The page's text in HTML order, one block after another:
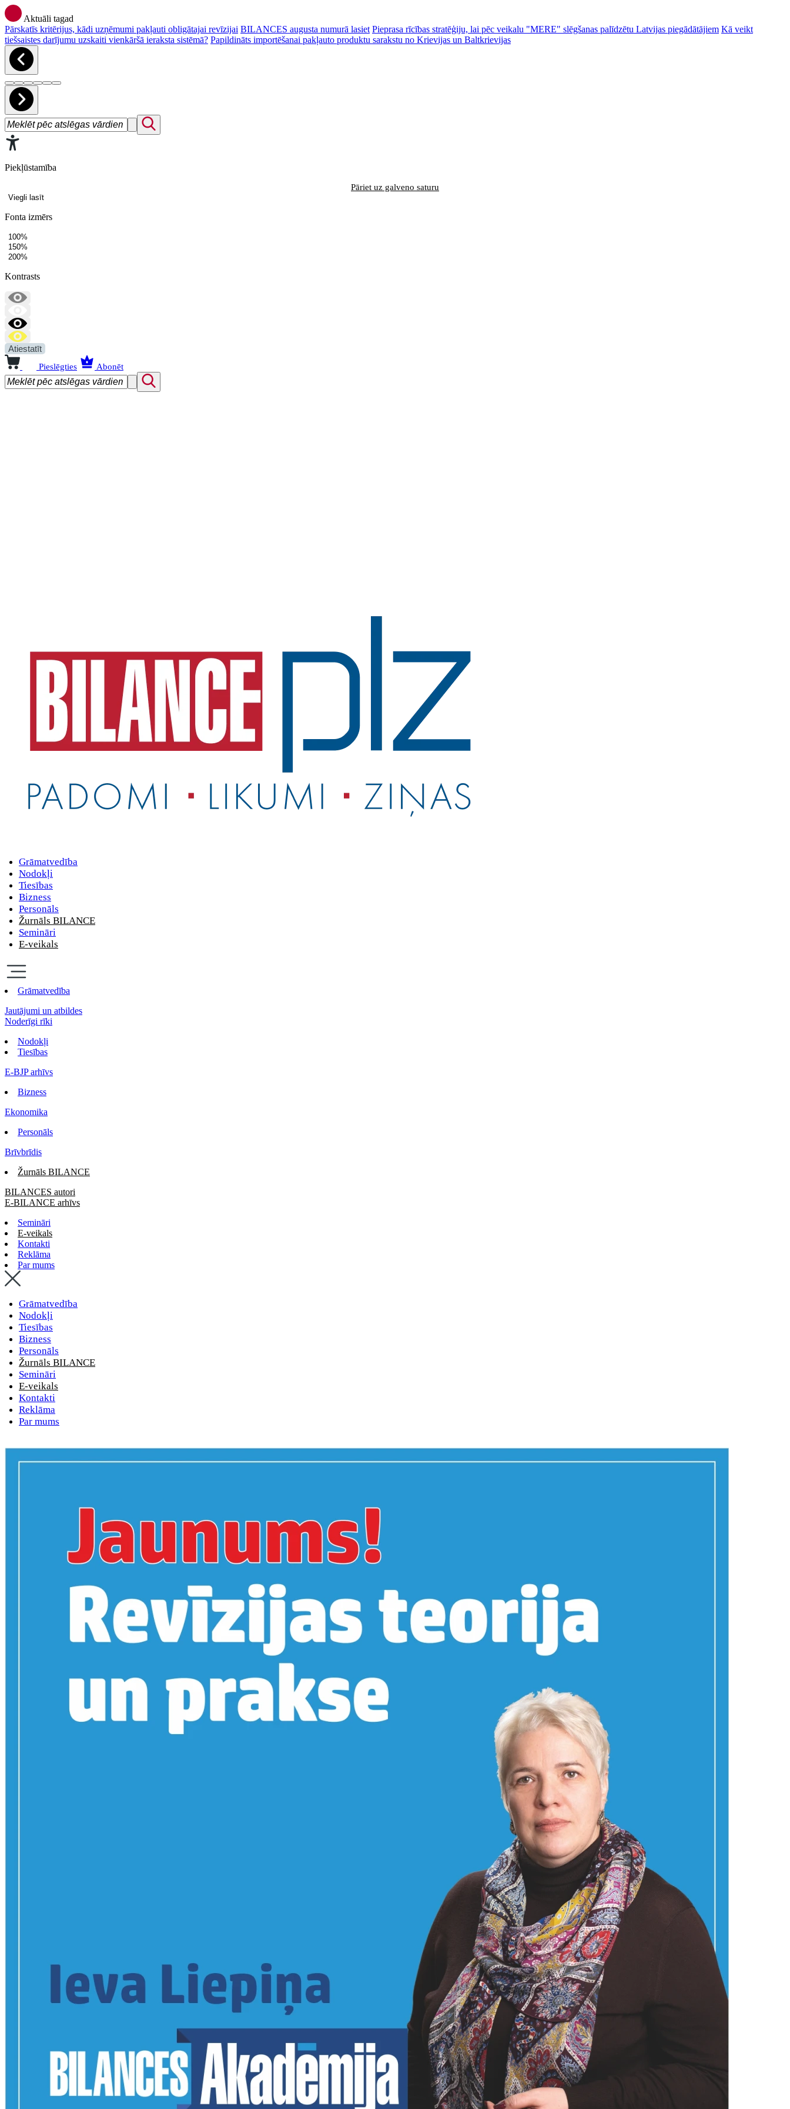
Aktuāli tagad
Pārskatīs kritērijus, kādi uzņēmumi pakļauti obligātajai revīzijai BILANCES augusta numurā lasiet Pieprasa rīcības stratēģiju, lai pēc veikalu "MERE" slēgšanas palīdzētu Latvijas piegādātājiem Kā veikt
tiešsaistes darījumu uzskaiti vienkāršā ieraksta sistēmā? Papildināts importēšanai pakļauto produktu sarakstu no Krievijas un Baltkrievijas
Piekļūstamība
Pāriet uz galveno saturu
Viegli lasīt
Fonta izmērs
100%
150%
200%
Kontrasts
Atiestatīt
Pieslēgties Abonēt
Grāmatvedība
Nodokļi
Tiesības
Bizness
Personāls
Žurnāls BILANCE
Semināri
E-veikals
Grāmatvedība
Jautājumi un atbildes
Noderīgi rīki
Nodokļi
Tiesības
E-BJP arhīvs
Bizness
Ekonomika
Personāls
Brīvbrīdis
Žurnāls BILANCE
BILANCES autori
E-BILANCE arhīvs
Semināri
E-veikals
Kontakti
Reklāma
Par mums
Grāmatvedība
Nodokļi
Tiesības
Bizness
Personāls
Žurnāls BILANCE
Semināri
E-veikals
Kontakti
Reklāma
Par mums